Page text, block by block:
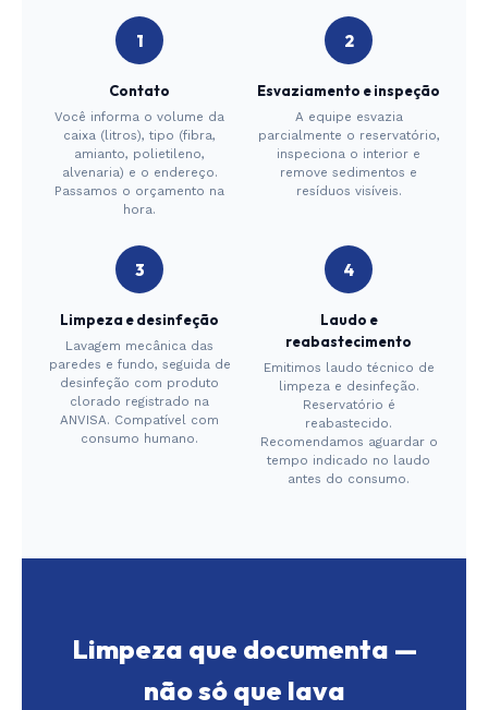
Contato
Você informa o volume da
caixa (litros), tipo (fibra,
amianto, polietileno,
alvenaria) e o endereço.
Passamos o orçamento na
hora.
Esvaziamento e inspeção
A equipe esvazia
parcialmente o reservatório,
inspeciona o interior e
remove sedimentos e
resíduos visíveis.
Limpeza e desinfeção
Lavagem mecânica das
paredes e fundo, seguida de
desinfeção com produto
clorado registrado na
ANVISA. Compatível com
consumo humano.
Laudo e
reabastecimento
Emitimos laudo técnico de
limpeza e desinfeção.
Reservatório é
reabastecido.
Recomendamos aguardar o
tempo indicado no laudo
antes do consumo.
Limpeza que documenta —
não só que lava